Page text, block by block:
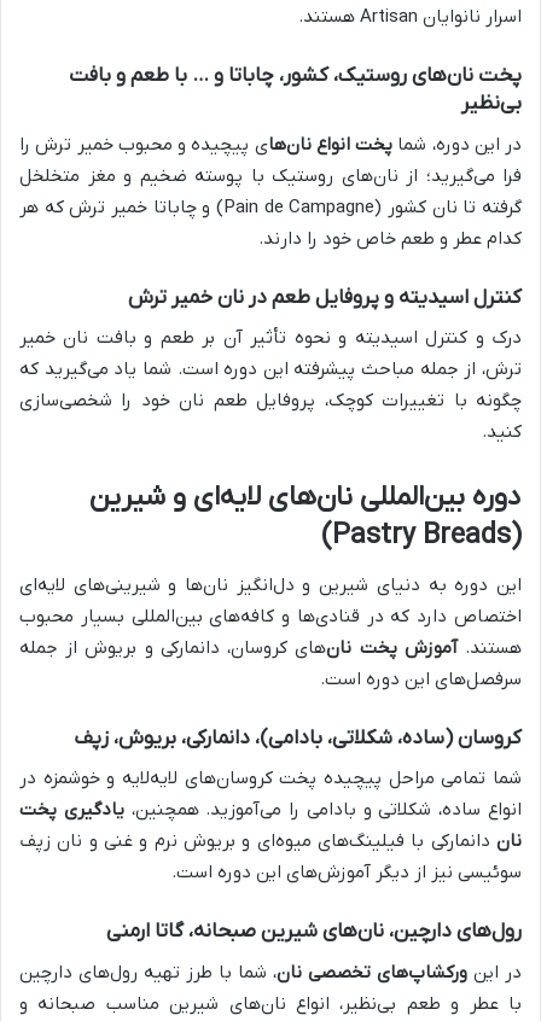
اسرار نانوایان Artisan هستند.
پخت نان‌های روستیک، کشور، چاباتا و … با طعم و بافت
بی‌نظیر
در این دوره، شما پخت انواع نان‌های پیچیده و محبوب خمیر ترش را
فرا می‌گیرید؛ از نان‌های روستیک با پوسته ضخیم و مغز متخلخل
گرفته تا نان کشور (Pain de Campagne) و چاباتا خمیر ترش که هر
کدام عطر و طعم خاص خود را دارند.
کنترل اسیدیته و پروفایل طعم در نان خمیر ترش
درک و کنترل اسیدیته و نحوه تأثیر آن بر طعم و بافت نان خمیر
ترش، از جمله مباحث پیشرفته این دوره است. شما یاد می‌گیرید که
چگونه با تغییرات کوچک، پروفایل طعم نان خود را شخصی‌سازی
کنید.
دوره بین‌المللی نان‌های لایه‌ای و شیرین
(Pastry Breads)
این دوره به دنیای شیرین و دل‌انگیز نان‌ها و شیرینی‌های لایه‌ای
اختصاص دارد که در قنادی‌ها و کافه‌های بین‌المللی بسیار محبوب
هستند.آموزش پخت نان‌های کروسان، دانمارکی و بریوش از جمله
سرفصل‌های این دوره است.
کروسان (ساده، شکلاتی، بادامی)، دانمارکی، بریوش، زپف
شما تمامی مراحل پیچیده پخت کروسان‌های لایه‌لایه و خوشمزه در
انواع ساده، شکلاتی و بادامی را می‌آموزید. همچنین،یادگیری پخت
نان دانمارکی با فیلینگ‌های میوه‌ای و بریوش نرم و غنی و نان زپف
سوئیسی نیز از دیگر آموزش‌های این دوره است.
رول‌های دارچین، نان‌های شیرین صبحانه، گاتا ارمنی
در این ورکشاپ‌های تخصصی نان، شما با طرز تهیه رول‌های دارچین
با عطر و طعم بی‌نظیر، انواع نان‌های شیرین مناسب صبحانه و